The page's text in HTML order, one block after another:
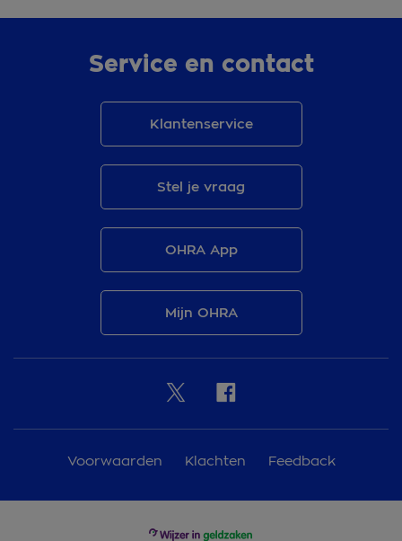
Service en contact
Klantenservice
Stel je vraag
OHRA App
Mijn OHRA
Voorwaarden Klachten Feedback